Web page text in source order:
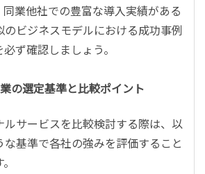
業他社での豊富な導入実績がある
のビジネスモデルにおける成功事例
ず確認しましょう。
の選定基準と比較ポイント
ルサービスを比較検討する際は、以
基準で各社の強みを評価すること